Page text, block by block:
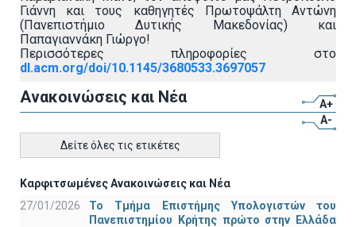
Γιάννη και τους καθηγητές Πρωτοψάλτη Αντώνη
(Πανεπιστήμιο Δυτικής Μακεδονίας) και
Παπαγιαννάκη Γιώργο!
Περισσότερες πληροφορίες στο
dl.acm.org/doi/10.1145/3680533.3697057
Ανακοινώσεις και Νέα
A+
A-
Δείτε όλες τις ετικέτες
Καρφιτσωμένες Ανακοινώσεις και Νέα
27/01/2026
Το Τμήμα Επιστήμης Υπολογιστών του
Πανεπιστημίου Κρήτης πρώτο στην Ελλάδα